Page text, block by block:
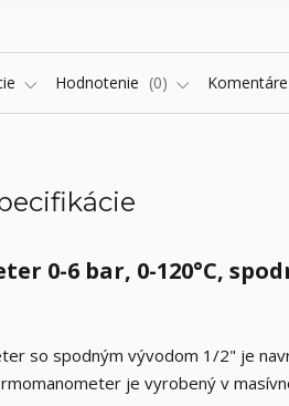
Hodnotenie 0 Komentáre
0-6 bar, 0-120°C,
so spodným vývodom 1/2" je
je vyrobený v